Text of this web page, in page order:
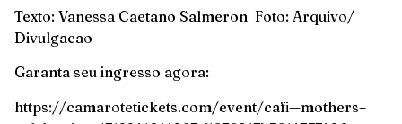
Texto: Vanessa Caetano Salmeron Foto: Arquivo/
Divulgacao
Garanta seu ingresso agora:
https://camarotetickets.com/event/cafi—mothers–